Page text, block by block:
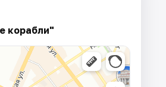
корабли"